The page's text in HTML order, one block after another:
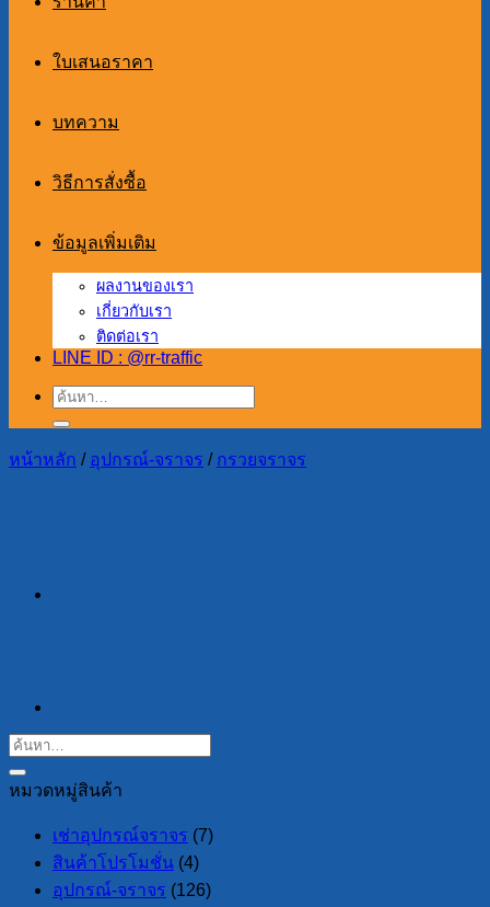
ใบเสนอราคา
บทความ
วิธีการสั่งซื้อ
ข้อมูลเพิ่มเติม
ผลงานของเรา
เกี่ยวกับเรา
ติดต่อเรา
LINE ID : @rr-traffic
ค้นหา:
หน้าหลัก / อุปกรณ์-จราจร / กรวยจราจร
หมวดหมู่สินค้า
เช่าอุปกรณ์จราจร (7)
สินค้าโปรโมชั่น (4)
อุปกรณ์-จราจร (126)